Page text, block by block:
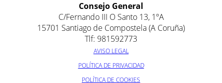
Consejo General
C/Fernando III O Santo 13, 1ºA
15701 Santiago de Compostela (A Coruña)
Tlf: 981592773
AVISO LEGAL
POLÍTICA DE PRIVACIDAD
POLÍTICA DE COOKIES